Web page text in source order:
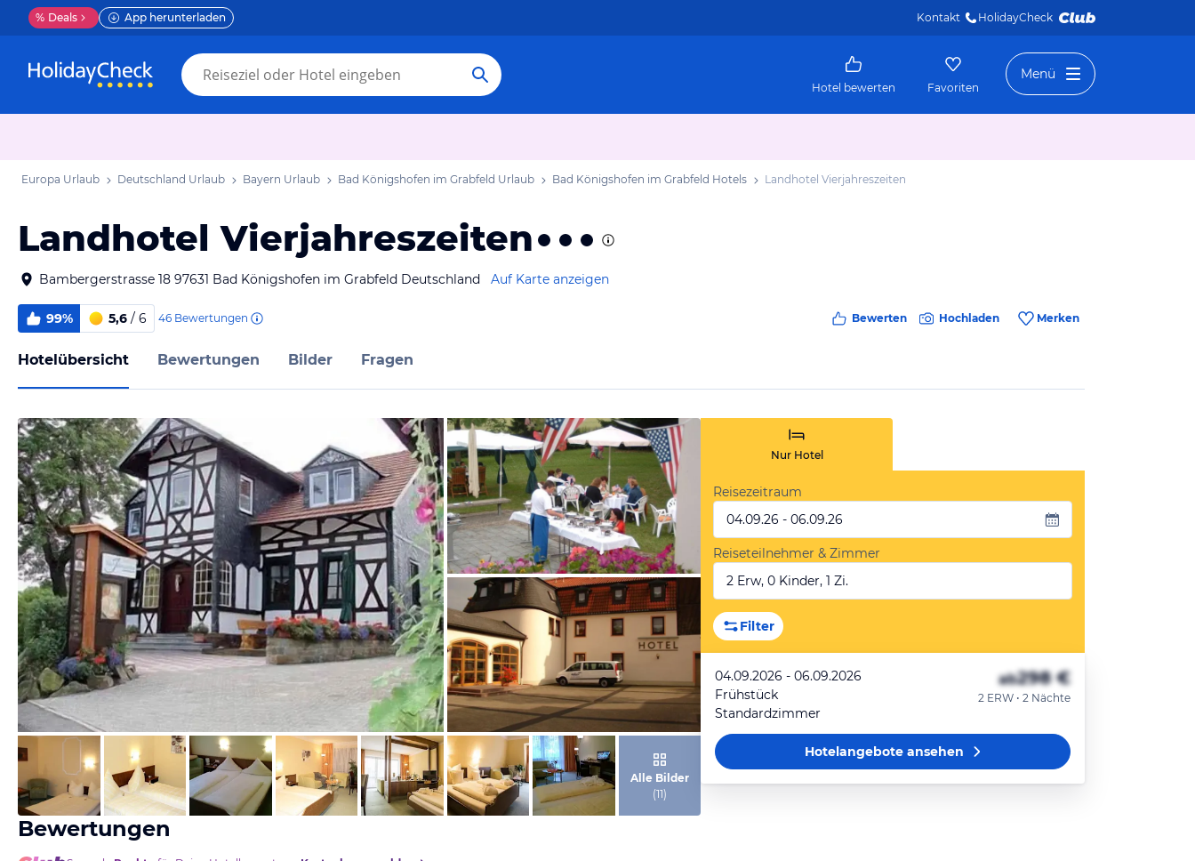
% Deals App herunterladen Kontakt HolidayCheck
Hotel bewerten Favoriten
Menü
Europa Urlaub Deutschland Urlaub Bayern Urlaub Bad Königshofen im Grabfeld Urlaub Bad Königshofen im Grabfeld Hotels Landhotel Vierjahreszeiten
Landhotel Vierjahreszeiten
Bambergerstrasse 18 97631 Bad Königshofen im Grabfeld Deutschland Auf Karte anzeigen
99% 5,6 / 6 46 Bewertungen Bewerten Hochladen Merken
Hotelübersicht Bewertungen Bilder Fragen
von Expedia
von Expedia
von Expedia
Alle Bilder
(11)
Nur Hotel
Reisezeitraum
04.09.26 - 06.09.26
Reiseteilnehmer & Zimmer
2 Erw, 0 Kinder, 1 Zi.
Filter
04.09.2026 - 06.09.2026
Frühstück
Standardzimmer
ab298 €
2 ERW • 2 Nächte
Hotelangeboteansehen
Bewertungen